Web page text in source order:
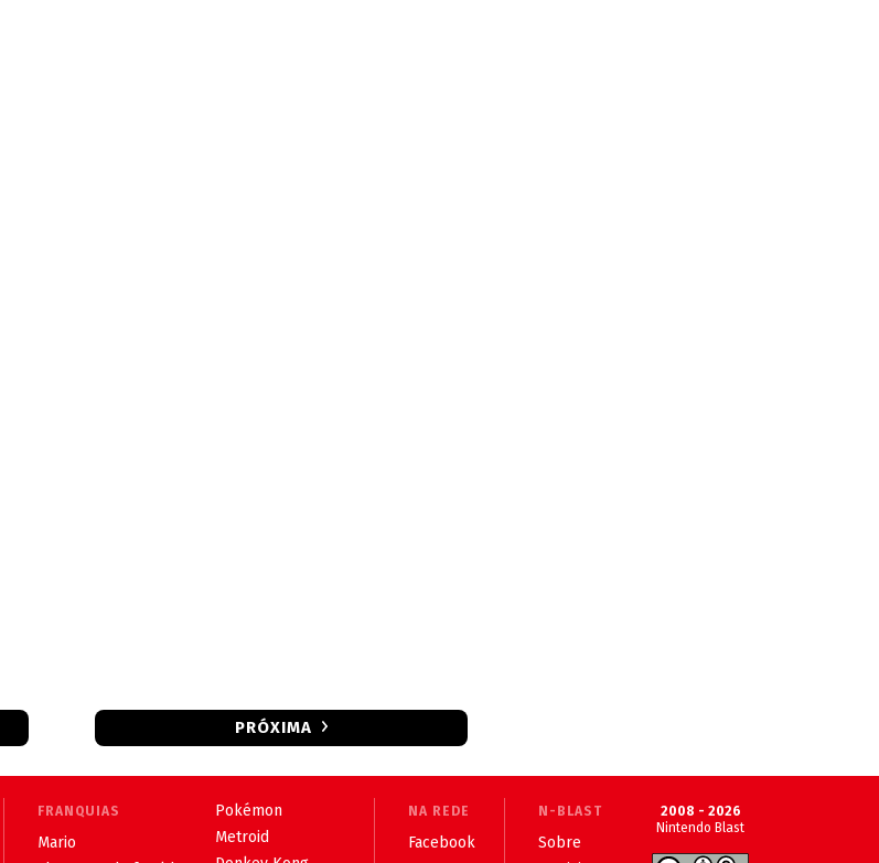
PRÓXIMA
FRANQUIAS
Mario
Pokémon
Metroid
NA REDE
Facebook
N-BLAST
Sobre
2008 - 2026
Nintendo Blast